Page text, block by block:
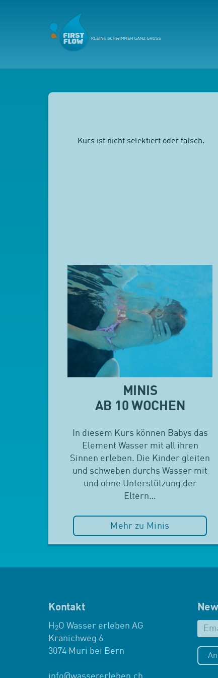
Kurs ist nicht selektiert oder falsch.
MINIS
AB 10 WOCHEN
In diesem Kurs können Babys das
Element Wasser mit all ihren
Sinnen erleben. Die Kinder gleiten
und schweben durchs Wasser mit
und ohne Unterstützung der
Eltern…
Mehr zu Minis
Kontakt
H 2O Wasser erleben AG
Kranichweg 6
3074 Muri bei Bern